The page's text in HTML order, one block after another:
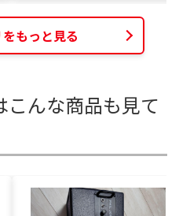
もっと見る
こんな商品も見て